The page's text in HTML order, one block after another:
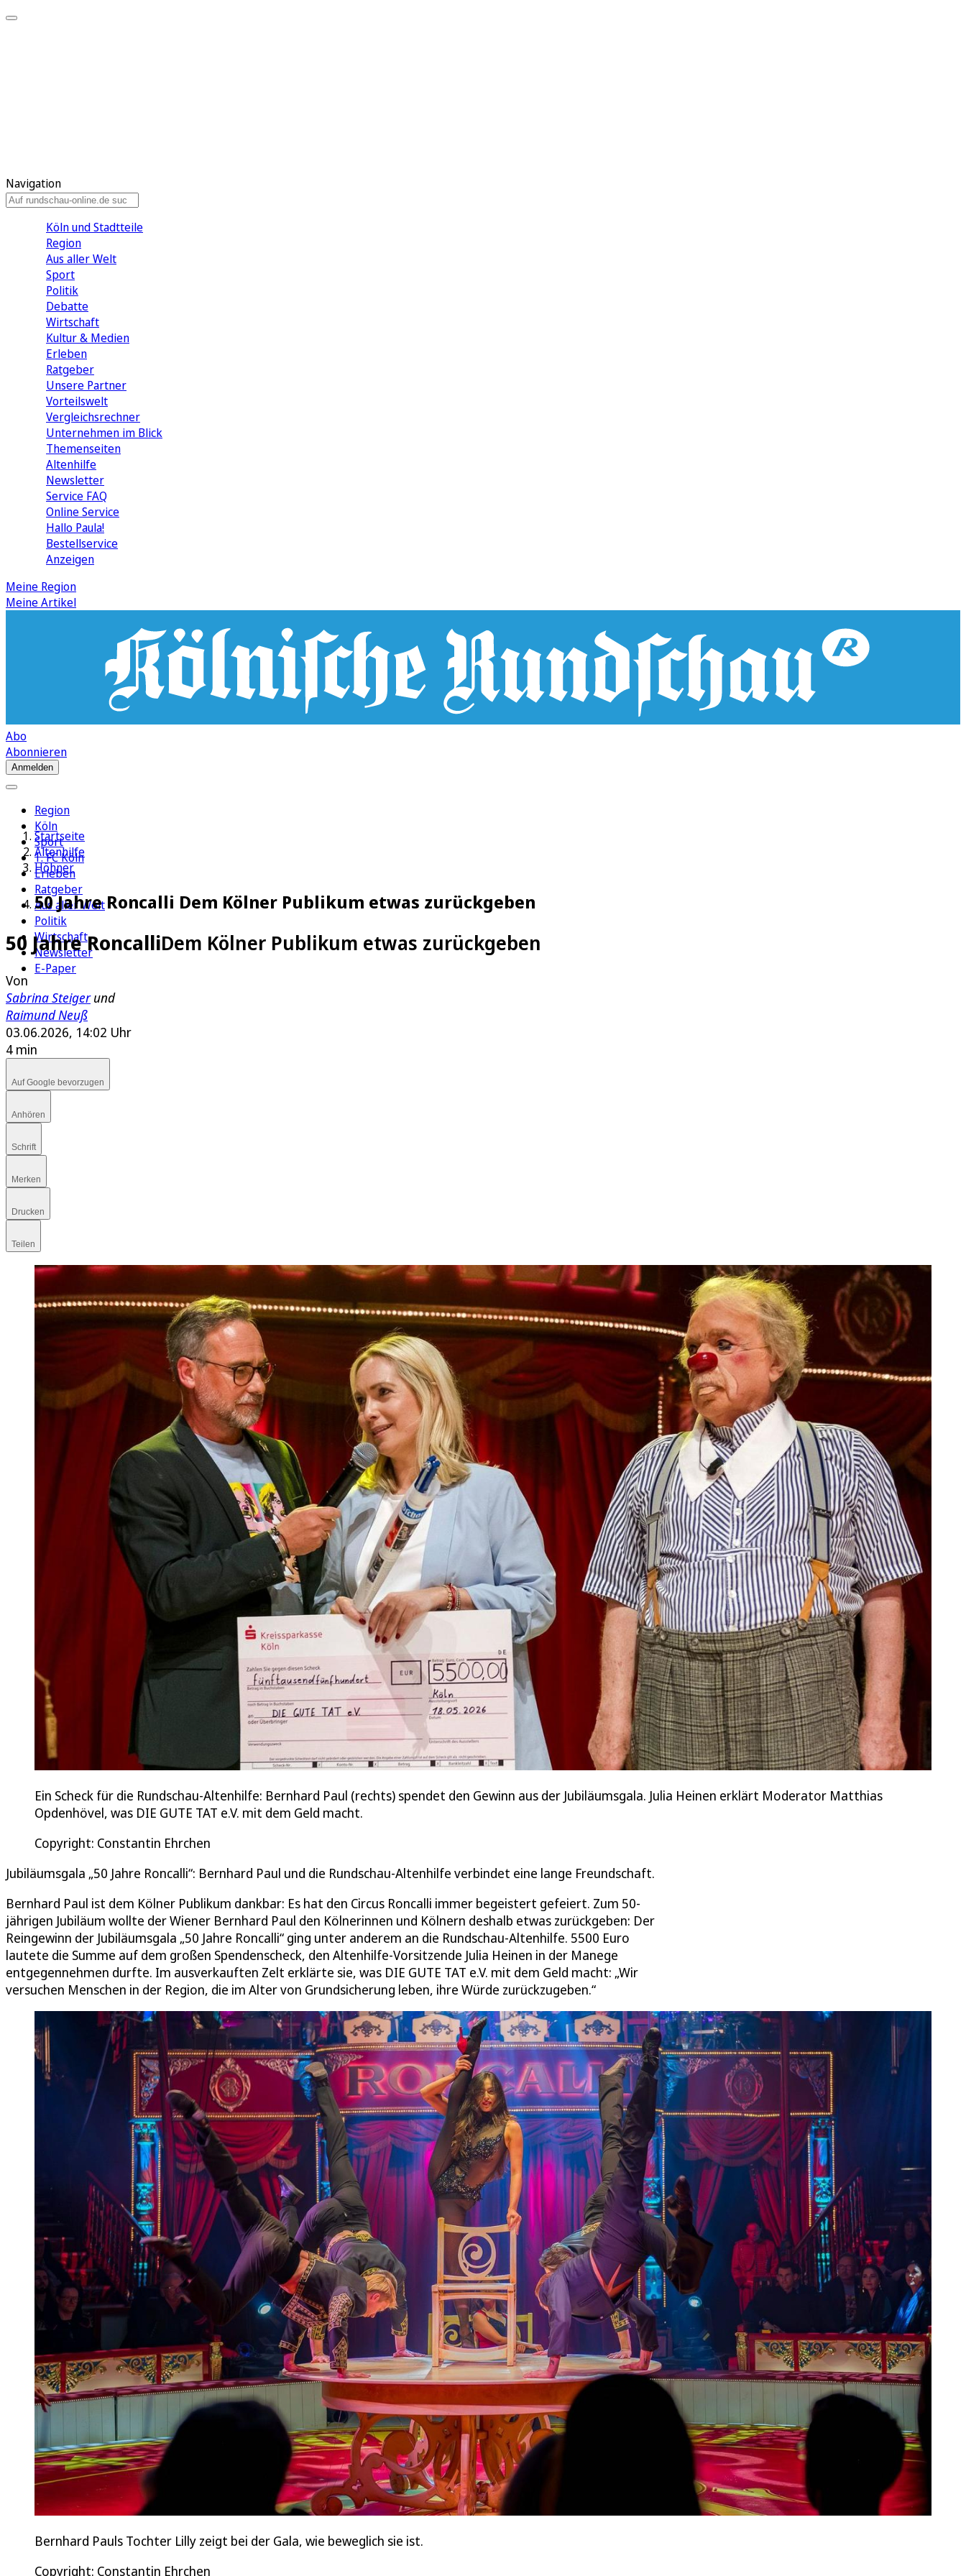
Navigation
Köln und Stadtteile
Region
Aus aller Welt
Sport
Politik
Debatte
Wirtschaft
Kultur & Medien
Erleben
Ratgeber
Unsere Partner
Vorteilswelt
Vergleichsrechner
Unternehmen im Blick
Themenseiten
Altenhilfe
Newsletter
Service FAQ
Online Service
Hallo Paula!
Bestellservice
Anzeigen
Meine Region
Meine Artikel
Abo
Abonnieren
Anmelden
Region
Köln
Sport
1. FC Köln
Erleben
Ratgeber
Aus aller Welt
Politik
Wirtschaft
Newsletter
E-Paper
Startseite
Altenhilfe
Höhner
50 Jahre Roncalli Dem Kölner Publikum etwas zurückgeben
50 Jahre RoncalliDem Kölner Publikum etwas zurückgeben
Von
Sabrina Steigerund
Raimund Neuß
03.06.2026, 14:02 Uhr
4 min
Auf Google bevorzugen
Anhören
Schrift
Merken
Drucken
Teilen
Ein Scheck für die Rundschau-Altenhilfe: Bernhard Paul (rechts) spendet den Gewinn aus der Jubiläumsgala. Julia Heinen erklärt Moderator Matthias
Opdenhövel, was DIE GUTE TAT e.V. mit dem Geld macht.
Copyright: Constantin Ehrchen
Jubiläumsgala „50 Jahre Roncalli“: Bernhard Paul und die Rundschau-Altenhilfe verbindet eine lange Freundschaft.
Bernhard Paul ist dem Kölner Publikum dankbar: Es hat den Circus Roncalli immer begeistert gefeiert. Zum 50-
jährigen Jubiläum wollte der Wiener Bernhard Paul den Kölnerinnen und Kölnern deshalb etwas zurückgeben: Der
Reingewinn der Jubiläumsgala „50 Jahre Roncalli“ ging unter anderem an die Rundschau-Altenhilfe. 5500 Euro
lautete die Summe auf dem großen Spendenscheck, den Altenhilfe-Vorsitzende Julia Heinen in der Manege
entgegennehmen durfte. Im ausverkauften Zelt erklärte sie, was DIE GUTE TAT e.V. mit dem Geld macht: „Wir
versuchen Menschen in der Region, die im Alter von Grundsicherung leben, ihre Würde zurückzugeben.“
Bernhard Pauls Tochter Lilly zeigt bei der Gala, wie beweglich sie ist.
Copyright: Constantin Ehrchen